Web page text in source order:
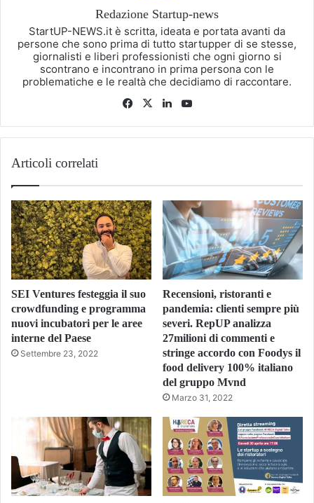
Redazione Startup-news
StartUP-NEWS.it è scritta, ideata e portata avanti da
persone che sono prima di tutto startupper di se stesse,
giornalisti e liberi professionisti che ogni giorno si
scontrano e incontrano in prima persona con le
problematiche e le realtà che decidiamo di raccontare.
Facebook
X LinkedIn
Articoli correlati
SEI Ventures festeggia il suo
crowdfunding e programma
nuovi incubatori per le aree
interne del Paese
Settembre 23, 2022
Recensioni, ristoranti e
pandemia: clienti sempre più
severi. RepUP analizza
27milioni di commenti e
stringe accordo con Foodys il
food delivery 100% italiano
del gruppo Mvnd
Marzo 31, 2022